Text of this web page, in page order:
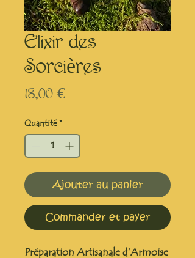
Elixir des
Sorcières
18,00 €Prix
Quantité *
Ajouter au panier
Commander et payer
Préparation Artisanale d’Armoise